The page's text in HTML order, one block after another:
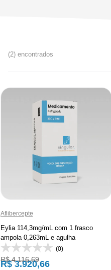
(2) encontrados
Aflibercepte
Eylia 114,3mg/mL com 1 frasco
ampola 0,263mL e agulha
(0)
R$ 4.116,69
R$ 3.920,66